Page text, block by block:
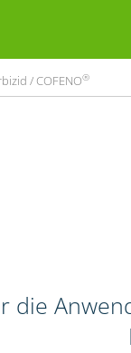
/ COFENO®
die